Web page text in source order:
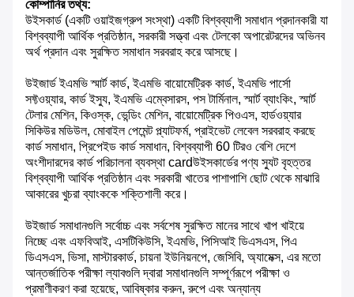
কোম্পানির তথ্য:
উইসকার্ড (একটি ওয়াইজগ্রুপ সংস্থা) একটি বিশ্বব্যাপী সমাধান প্রদানকারী যা
বিশ্বব্যাপী আর্থিক প্রতিষ্ঠান, সরকারী সত্ত্বা এবং টেলকো অপারেটরদের অভিনব
অর্থ প্রদান এবং সুরক্ষিত সমাধান সরবরাহ করে আসছে।
উইজার্ড ইএমভি স্মার্ট কার্ড, ইএমভি বায়োমেট্রিক কার্ড, ইএমভি পার্সো
সফ্টওয়্যার, কার্ড ইস্যু, ইএমভি এম্বেসারস, পস টার্মিনাল, স্মার্ট ব্যাংকিং, স্মার্ট
টেলার মেশিন, কিওস্ক, ভেন্ডিং মেশিন, বায়োমেট্রিক পিওএস, হার্ডওয়্যার
সিকিউর মডিউল, মোবাইল পেমেন্ট প্ল্যাটফর্ম, প্রাইভেট লেবেল সরবরাহ করছে
কার্ড সমাধান, প্রিপেইড কার্ড সমাধান, বিশ্বব্যাপী 60 টিরও বেশি দেশে
অংশীদারদের কার্ড পরিচালনা ব্যবস্থা cardউইসকার্ডের পণ্য স্যুট বৃহত্তর
বিশ্বব্যাপী আর্থিক প্রতিষ্ঠান এবং সরকারী খাতের পাশাপাশি ছোট থেকে মাঝারি
আকারের খুচরা ব্যাংককে শক্তিশালী করে।
উইজার্ড সমাধানগুলি সর্বোচ্চ এবং সর্বশেষ সুরক্ষিত মানের সাথে খাপ খাইয়ে
নিচ্ছে এবং এফবিআই, এসটিকিউসি, ইএমভি, পিসিআই ডিএসএস, পিএ
ডিএসএস, ভিসা, মাস্টারকার্ড, চায়না ইউনিয়নপে, জেসিবি, অ্যামেক্স, এর মতো
আন্তর্জাতিক পরীক্ষা ল্যাবগুলি দ্বারা সমাধানগুলি সম্পূর্ণরূপে পরীক্ষা ও
প্রমাণীকরণ করা হয়েছে, আবিষ্কার করুন, রুপে এবং অন্যান্য